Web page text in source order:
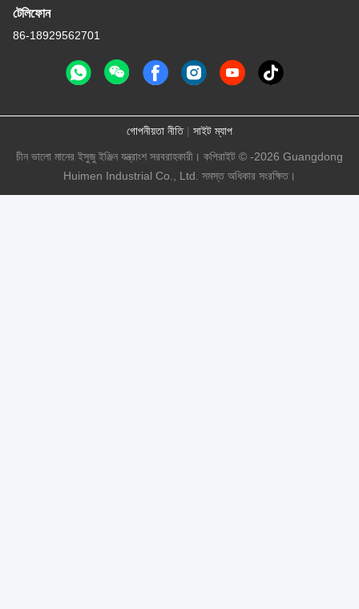
টেলিফোন
86-18929562701
গোপনীয়তা নীতি| সাইট ম্যাপ
চীন ভালো মানের ইসুজু ইঞ্জিন যন্ত্রাংশ সরবরাহকারী। কপিরাইট © -2026 Guangdong
Huimen Industrial Co., Ltd. সমস্ত অধিকার সংরক্ষিত।